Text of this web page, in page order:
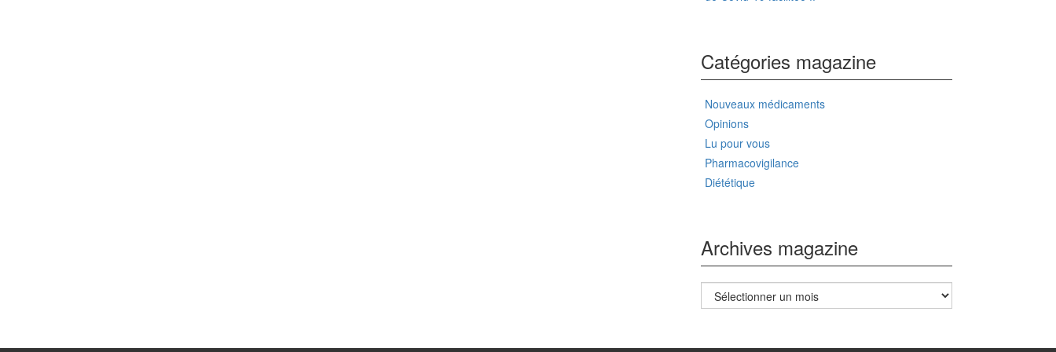
Catégories magazine
Nouveaux médicaments
Opinions
Lu pour vous
Pharmacovigilance
Diététique
Archives magazine
Archives
magazine